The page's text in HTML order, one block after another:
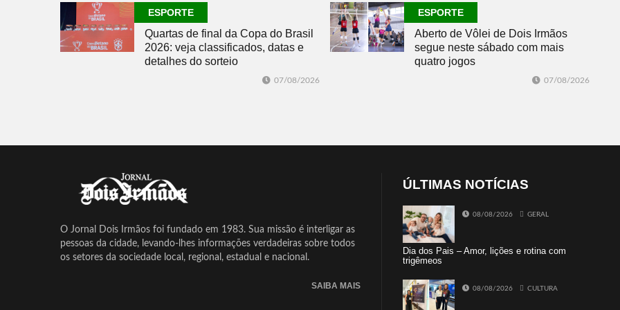
ESPORTE
Quartas de final da Copa do Brasil
2026: veja classificados, datas e
detalhes do sorteio
07/08/2026
ESPORTE
Aberto de Vôlei de Dois Irmãos
segue neste sábado com mais
quatro jogos
07/08/2026
O Jornal Dois Irmãos foi fundado em 1983. Sua missão é interligar as
pessoas da cidade, levando-lhes informações verdadeiras sobre todos
os setores da sociedade local, regional, estadual e nacional.
SAIBA MAIS
ÚLTIMAS NOTÍCIAS
08/08/2026 GERAL
Dia dos Pais – Amor, lições e rotina com
trigêmeos
08/08/2026 CULTURA